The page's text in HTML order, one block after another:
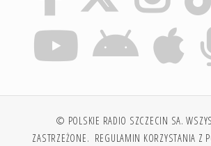
© POLSKIE RADIO SZCZECIN SA.
ZASTRZEŻONE. REGULAMIN KORZYSTANIA Z